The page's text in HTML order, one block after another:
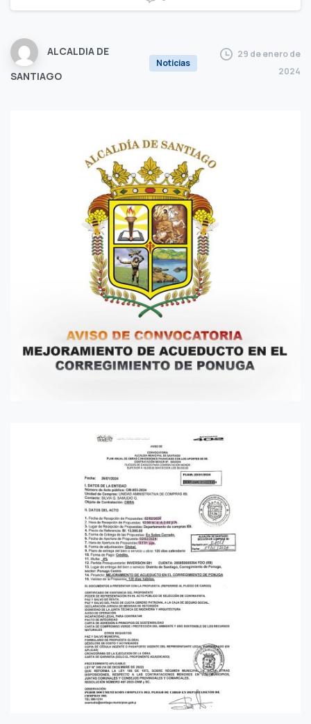
ALCALDIA DE
SANTIAGO
Noticias
29 de enero de
2024